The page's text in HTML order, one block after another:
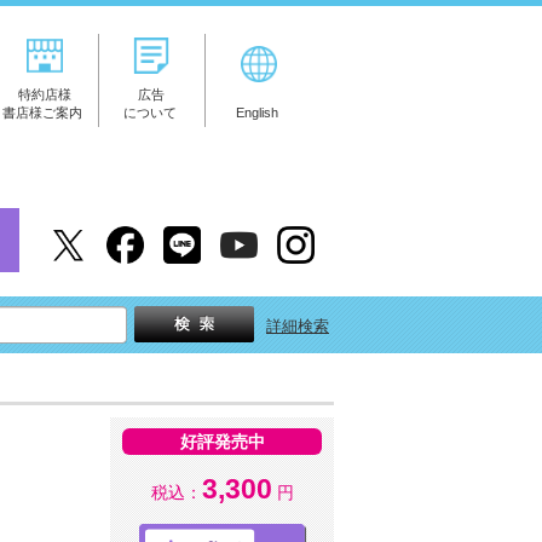
特約店様
書店様ご案内
広告
について
English
詳細検索
好評発売中
税込： 3,300 円